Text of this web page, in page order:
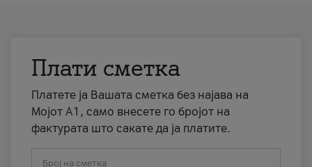
Плати сметка
Платете ја Вашата сметка без најава на
Мојот А1, само внесете го бројот на
фактурата што сакате да ја платите.
Број на сметка